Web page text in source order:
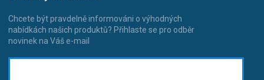
Chcete být pravdelně informováni o výhodných
nabídkách našich produktů? Přihlaste se pro odběr
novinek na Váš e-mail